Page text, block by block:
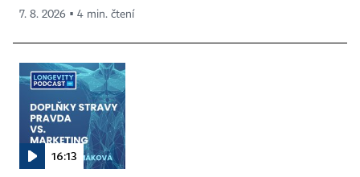
7. 8. 2026 ▪ 4 min. čtení
16:13